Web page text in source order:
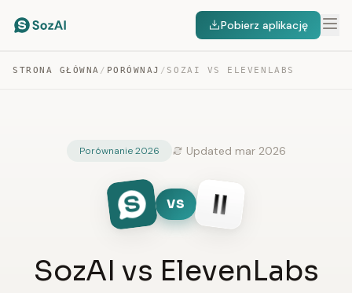
Pobierz aplikację
STRONA GŁÓWNA / PORÓWNAJ / SOZAI VS ELEVENLABS
Porównanie 2026 Updated mar 2026
VS
SozAI vs ElevenLabs